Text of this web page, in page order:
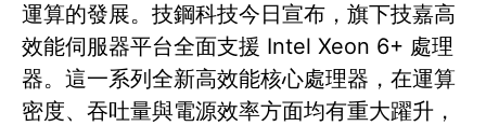
運算的發展。技鋼科技今日宣布，旗下技嘉高
效能伺服器平台全面支援 Intel Xeon 6+ 處理
器。這一系列全新高效能核心處理器，在運算
密度、吞吐量與電源效率方面均有重大躍升，